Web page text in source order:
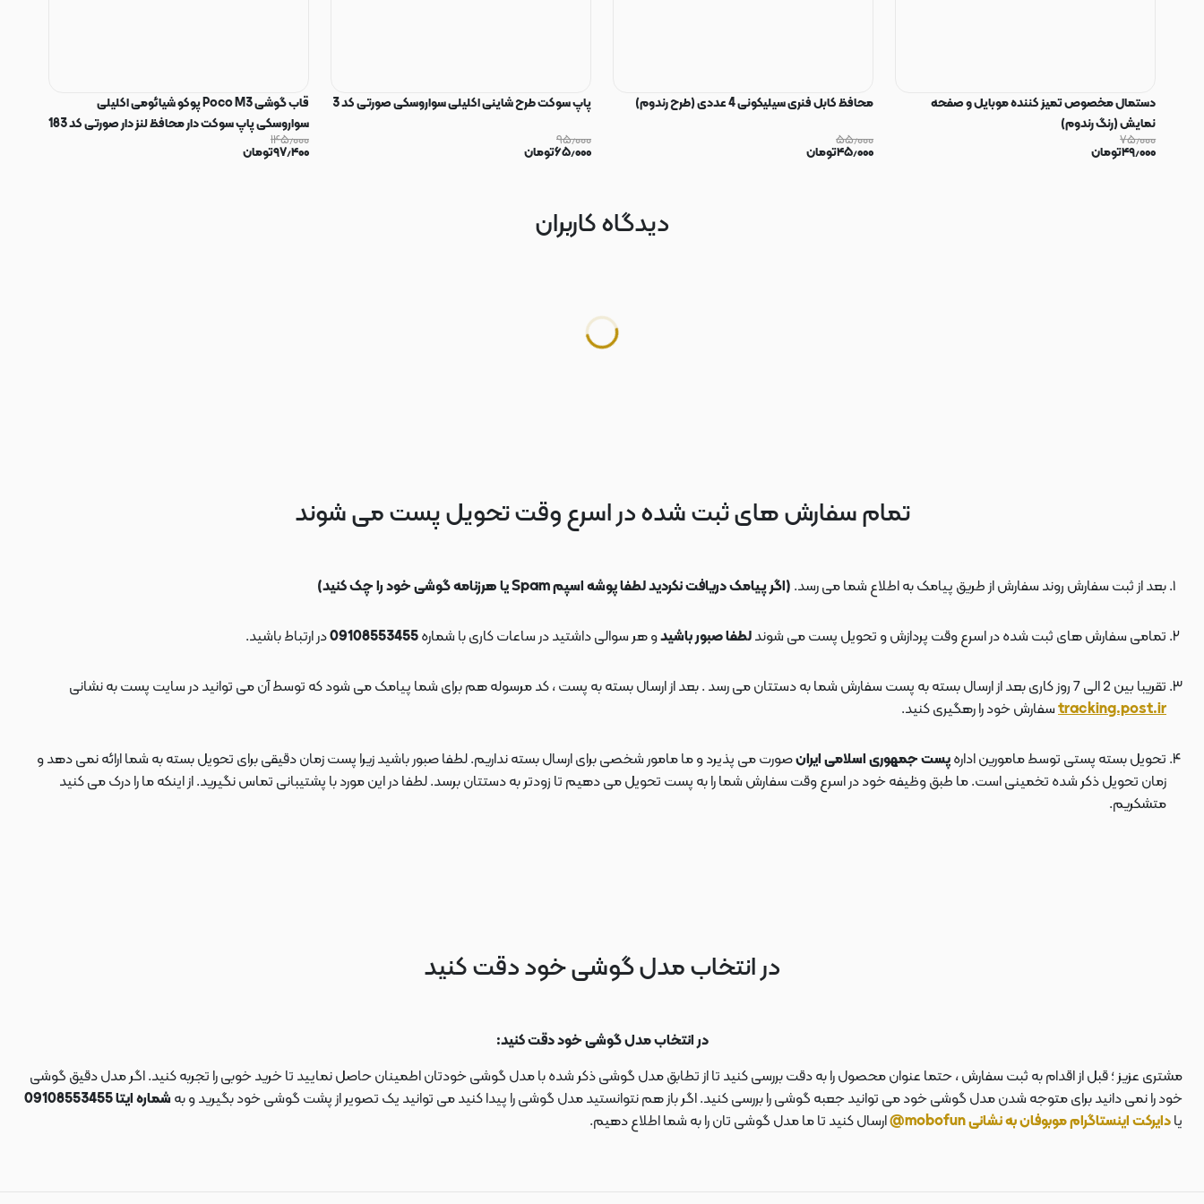
دستمال مخصوص تمیز کننده موبایل و صفحه
نمایش (رنگ رندوم)
۷۵٫۰۰۰
۴۹٫۰۰۰تومان
محافظ کابل فنری سیلیکونی 4 عددی (طرح رندوم)
۵۵٫۰۰۰
۴۵٫۰۰۰تومان
پاپ سوکت طرح شاینی اکلیلی سواروسکی صورتی کد 3
۹۵٫۰۰۰
۶۵٫۰۰۰تومان
قاب گوشی Poco M3 پوکو شیائومی اکلیلی
سواروسکی پاپ سوکت دار محافظ لنز دار صورتی کد 183
۱۴۵٫۰۰۰
۹۷٫۴۰۰تومان
دیدگاه کاربران
تمام سفارش های ثبت شده در اسرع وقت تحویل پست می شوند
بعد از ثبت سفارش روند سفارش از طریق پیامک به اطلاع شما می رسد. (اگر پیامک دریافت نکردید لطفا پوشه اسپم Spam یا هرزنامه گوشی خود را چک کنید)
تمامی سفارش های ثبت شده در اسرع وقت پردازش و تحویل پست می شوندلطفا صبور باشیدو هر سوالی داشتید در ساعات کاری با شماره در ارتباط باشید.
تقریبا بین 2 الی 7 روز کاری بعد از ارسال بسته به پست سفارش شما به دستتان می رسد . بعد از ارسال بسته به پست ، کد مرسوله هم برای شما پیامک می شود که توسط آن می توانید در سایت پست به نشانی
tracking.post.irسفارش خود را رهگیری کنید.
تحویل بسته پستی توسط مامورین ادارهپست جمهوری اسلامی ایرانصورت می پذیرد و ما مامور شخصی برای ارسال بسته نداریم. لطفا صبور باشید زیرا پست زمان دقیقی برای تحویل بسته به شما ارائه نمی دهد و
زمان تحویل ذکر شده تخمینی است. ما طبق وظیفه خود در اسرع وقت سفارش شما را به پست تحویل می دهیم تا زودتر به دستتان برسد. لطفا در این مورد با پشتیبانی تماس نگیرید. از اینکه ما را درک می کنید
متشکریم.
در انتخاب مدل گوشی خود دقت کنید
در انتخاب مدل گوشی خود دقت کنید:
مشتری عزیز ؛ قبل از اقدام به ثبت سفارش ، حتما عنوان محصول را به دقت بررسی کنید تا از تطابق مدل گوشی ذکر شده با مدل گوشی خودتان اطمینان حاصل نمایید تا خرید خوبی را تجربه کنید. اگر مدل دقیق گوشی
خود را نمی دانید برای متوجه شدن مدل گوشی خود می توانید جعبه گوشی را بررسی کنید. اگر باز هم نتوانستید مدل گوشی را پیدا کنید می توانید یک تصویر از پشت گوشی خود بگیرید و به شماره ایتا 09108553455
یادایرکت اینستاگرام موبوفان به نشانی mobofun@ ارسال کنید تا ما مدل گوشی تان را به شما اطلاع دهیم.